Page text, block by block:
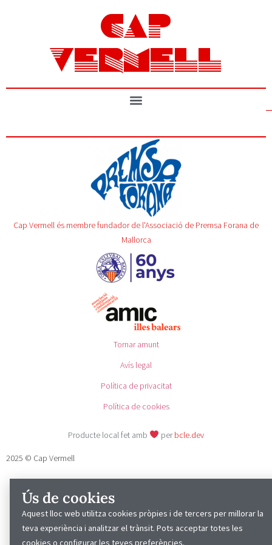
CAP
VERMELL
Cap Vermell és membre fundador de l'Associació de Premsa Forana de
Mallorca
Tornar amunt
Avís legal
Política de privacitat
Política de cookies
Producte local fet amb perbcle.dev
2025 © Cap Vermell
Ús de cookies
Aquest lloc web utilitza cookies pròpies i de tercers per millorar la
teva experiència i analitzar el trànsit. Pots acceptar totes les
cookies o configurar les teves preferències.